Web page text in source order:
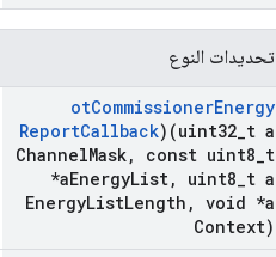
تحديدات النوع
otCommissionerEnergy
ReportCallback)(uint32 t a
ChannelMask, const uint8 t
*aEnergyList, uint8 t a
EnergyListLength , void *a
Context)